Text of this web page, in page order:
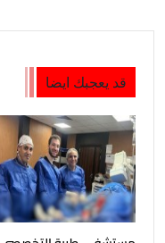
قد يعجبك ايضا